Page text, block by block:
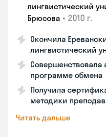
лингвистический
Брюсова • 2010 г.
Окончила
лингвистический
Совершенствовала
программе обмена
Получила
методики
Читать дальше